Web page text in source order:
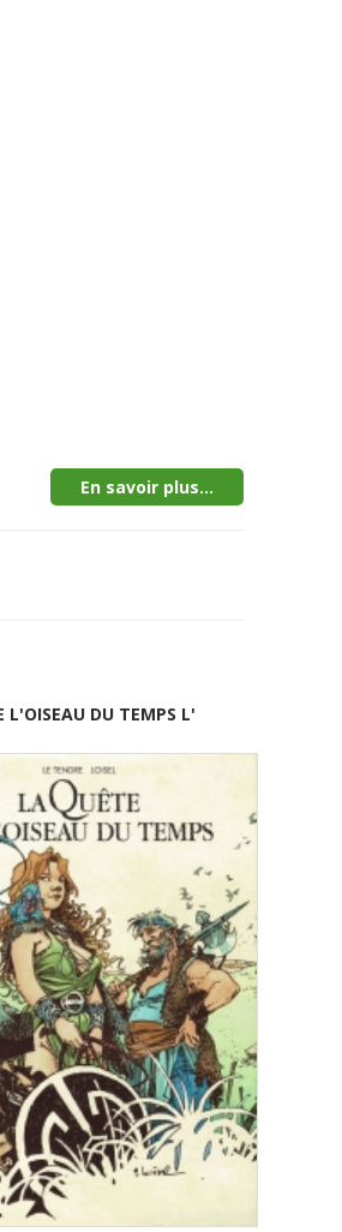
En savoir plus...
L'OISEAU DU TEMPS L'